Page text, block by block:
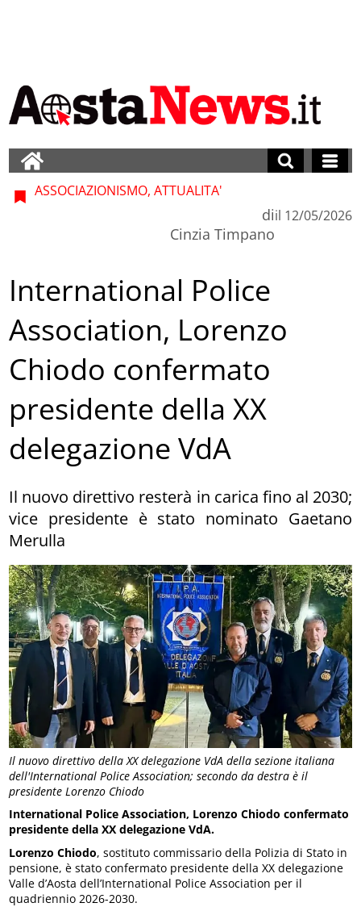
Il nuovo direttivo della XX delegazione VdA della sezione italiana
dell'International Police Association; secondo da destra è il
presidente Lorenzo Chiodo
ASSOCIAZIONISMO, ATTUALITA'
di
Cinzia Timpano
il 12/05/2026
International Police
Association, Lorenzo
Chiodo confermato
presidente della XX
delegazione VdA
Il nuovo direttivo resterà in carica fino al 2030;
vice presidente è stato nominato Gaetano
Merulla
International Police Association, Lorenzo Chiodo confermato
presidente della XX delegazione VdA.
Lorenzo Chiodo, sostituto commissario della Polizia di Stato in
pensione, è stato confermato presidente della XX delegazione
Valle d’Aosta dell’International Police Association per il
quadriennio 2026-2030.